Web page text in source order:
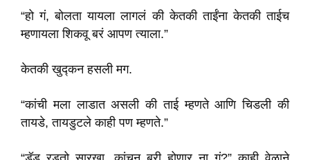
“हो गं, बोलता यायला लागलं की केतकी ताईंना केतकी ताईच
म्हणायला शिकवू बरं आपण त्याला.”
केतकी खुद्कन हसली मग.
“कांची मला लाडात असली की ताई म्हणते आणि चिडली की
तायडे, तायडुटले काही पण म्हणते.”